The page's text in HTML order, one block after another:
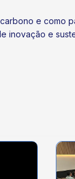
e como
inovação e